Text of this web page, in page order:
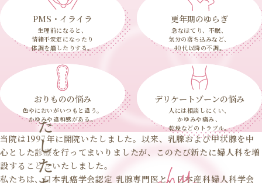
PMS・イライラ
生理前になると、
情緒不安定になったり
体調を崩したりする。
更年期のゆらぎ
急なほてり、不眠、
気分の落ち込みなど、
40代以降の不調。
おりものの悩み
色やにおいがいつもと違う。
かゆみや違和感がある。
デリケートゾーンの悩み
人には相談しにくい、
かゆみや痛み、
乾燥などのトラブル。
当院は1997年に開院いたしました。以来、乳腺および甲状腺を中
心とした診療を行ってまいりましたが、このたび新たに婦人科を増
設することといたしました。
私たちは、日本乳癌学会認定 乳腺専門医と、日本産科婦人科学会